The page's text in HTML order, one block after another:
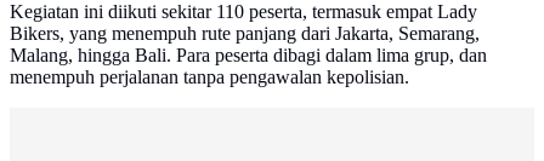
Kegiatan ini diikuti sekitar 110 peserta, termasuk empat Lady
Bikers, yang menempuh rute panjang dari Jakarta, Semarang,
Malang, hingga Bali. Para peserta dibagi dalam lima grup, dan
menempuh perjalanan tanpa pengawalan kepolisian.